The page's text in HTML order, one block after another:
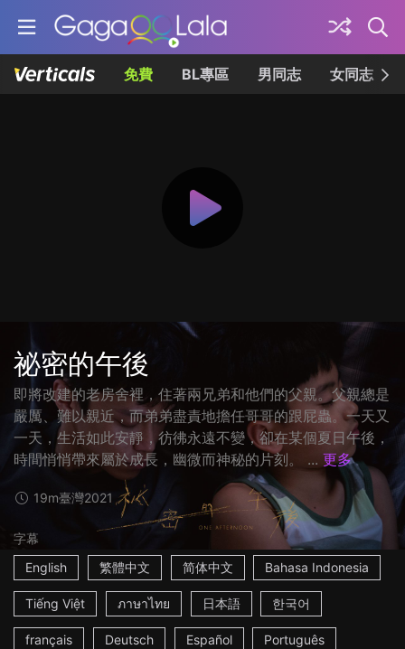
免費 BL專區 男同志 女同志
祕密的午後
即將改建的老房舍裡，住著兩兄弟和他們的父親。父親總是
嚴厲、難以親近，而弟弟盡責地擔任哥哥的跟屁蟲。一天又
一天，生活如此安靜，彷彿永遠不變，卻在某個夏日午後，
時間悄悄帶來屬於成長，幽微而神秘的片刻。 ... 更多
19m臺灣2021
字幕
English
繁體中文 简体中文 Bahasa Indonesia
Tiếng Việt ภาษาไทย 日本語 한국어
français Deutsch Español Português